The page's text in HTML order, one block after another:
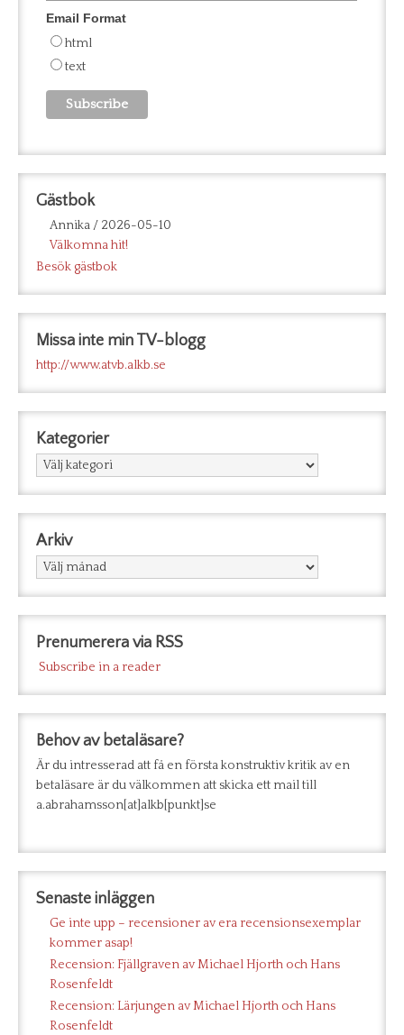
Email Format
html
text
Gästbok
Annika/ 2026-05-10
Välkomna hit!
Besök gästbok
Missa inte min TV-blogg
http://www.atvb.alkb.se
Kategorier
Kategorier
Arkiv
Arkiv
Prenumerera via RSS
Subscribe in a reader
Behov av betaläsare?
Är du intresserad att få en första konstruktiv kritik av en
betaläsare är du välkommen att skicka ett mail till
a.abrahamsson[at]alkb[punkt]se
Senaste inläggen
Ge inte upp – recensioner av era recensionsexemplar
kommer asap!
Recension: Fjällgraven av Michael Hjorth och Hans
Rosenfeldt
Recension: Lärjungen av Michael Hjorth och Hans
Rosenfeldt